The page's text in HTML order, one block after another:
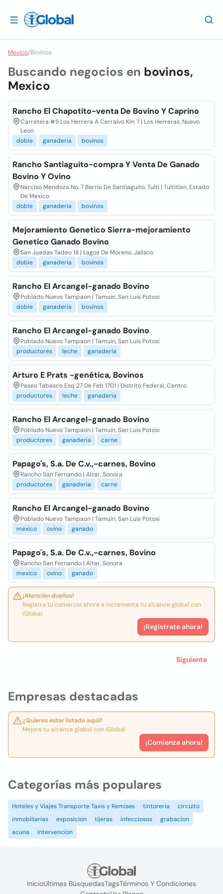
Mexico/Bovinos
Empresas destacadas
¿Quieres estar listado aquí?
Mejora tu alcance global con iGlobal.
¡Comienza ahora!
Buscando negocios en bovinos,
Mexico
Rancho El Chapotito-venta De Bovino Y Caprino
Carretera #5 Los Herrera A Cerralvo Km 7 | Los Herreras, Nuevo
Leon
doble
ganaderia bovinos
Rancho Santiaguito-compra Y Venta De Ganado
Bovino Y Ovino
Narciso Mendoza No. 7 Barrio De Santiaguito, Tulti | Tultitlan, Estado
De Mexico
doble
ganaderia bovinos
Mejoramiento Genetico Sierra-mejoramiento
Genetico Ganado Bovino
San Juadas Tadeo 18 | Lagos De Moreno, Jalisco
doble
ganaderia bovinos
Rancho El Arcangel-ganado Bovino
Poblado Nuevo Tampaon | Tamuin, San Luis Potosi
doble
ganaderia bovinos
Rancho El Arcangel-ganado Bovino
Poblado Nuevo Tampaon | Tamuin, San Luis Potosi
productores
leche ganaderia
Arturo E Prats -genética, Bovinos
Paseo Tabasco Esq 27 De Feb 1701 | Distrito Federal, Centro
productores
leche ganaderia
Rancho El Arcangel-ganado Bovino
Poblado Nuevo Tampaon | Tamuin, San Luis Potosi
productores
ganaderia carne
Papago's, S.a. De C.v.,-carnes, Bovino
Rancho San Fernando | Altar, Sonora
productores
ganaderia carne
Rancho El Arcangel-ganado Bovino
Poblado Nuevo Tampaon | Tamuin, San Luis Potosi
mexico
ovino ganado
Papago's, S.a. De C.v.,-carnes, Bovino
Rancho San Fernando | Altar, Sonora
mexico
ovino ganado
¡Atención dueños!
Registra tu comercio ahora e incrementa tu alcance global con
iGlobal.
¡Registrate ahora!
Siguiente
Categorías más populares
Hoteles y Viajes Transporte Taxis y Remises tintoreria
circuito
inmobiliarias
exposicion tijeras infecciosos
grabacion
acuna
intervencion
InicioUltimas BúsquedasTagsTérminos Y Condiciones